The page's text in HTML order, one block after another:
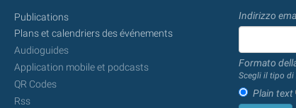
Publications
Plans et calendriers des événements
Audioguides
Application mobile et podcasts
QR Codes
Rss
Indirizzo
Formato
Scegli il tipo di
Plain text